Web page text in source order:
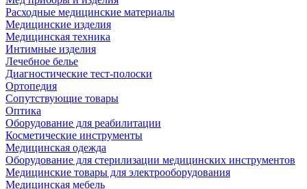
Расходные медицинские материалы
Медицинские изделия
Медицинская техника
Интимные изделия
Лечебное белье
Диагностические тест-полоски
Ортопедия
Сопутствующие товары
Оптика
Оборудование для реабилитации
Косметические инструменты
Медицинская одежда
Оборудование для стерилизации медицинских инструментов
Медицинские товары для электрооборудования
Медицинская мебель